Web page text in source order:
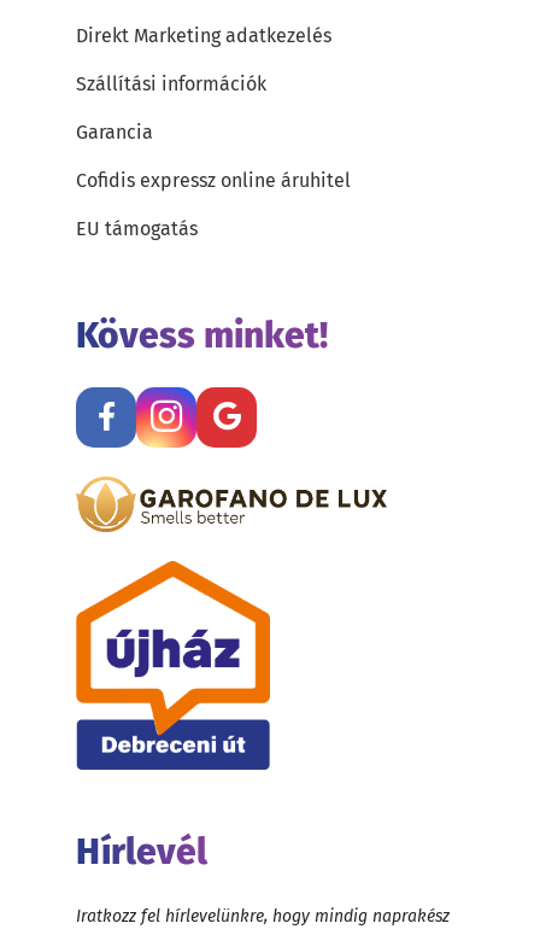
Direkt Marketing adatkezelés
Szállítási információk
Garancia
Cofidis expressz online áruhitel
EU támogatás
Kövess minket!
Hírlevél
Iratkozz fel hírlevelünkre, hogy mindig naprakész